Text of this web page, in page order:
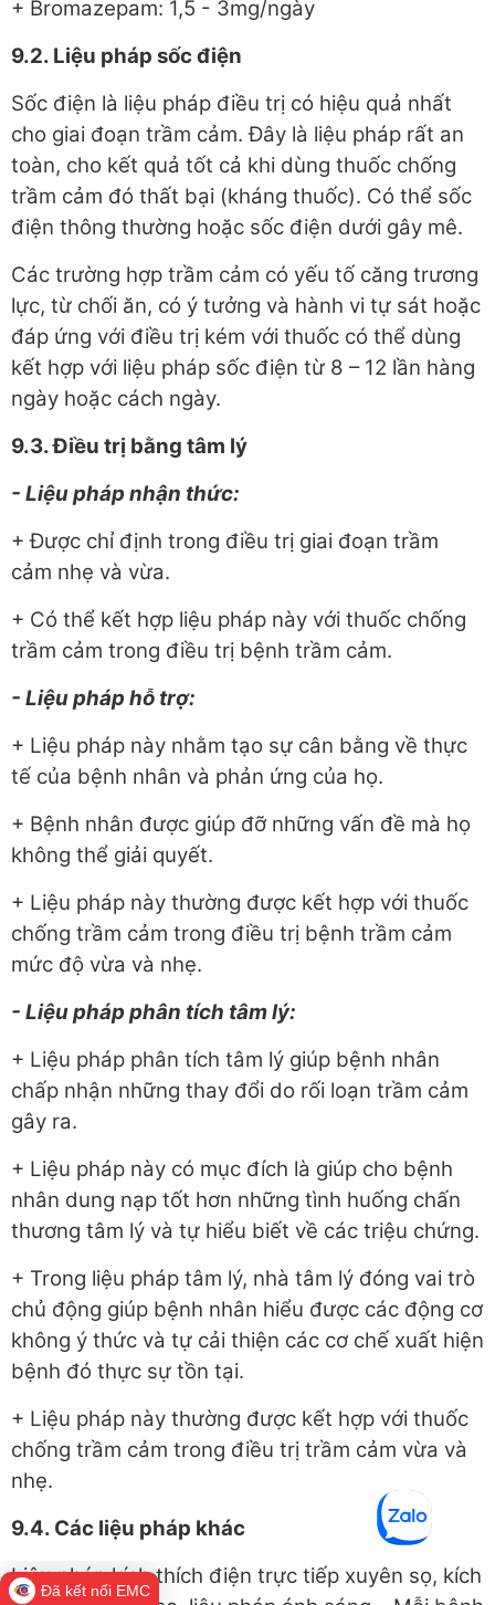
+ Bromazepam: 1,5 - 3mg/ngày
9.2. Liệu pháp sốc điện
Sốc điện là liệu pháp điều trị có hiệu quả nhất
cho giai đoạn trầm cảm. Đây là liệu pháp rất an
toàn, cho kết quả tốt cả khi dùng thuốc chống
trầm cảm đó thất bại (kháng thuốc). Có thể sốc
điện thông thường hoặc sốc điện dưới gây mê.
Các trường hợp trầm cảm có yếu tố căng trương
lực, từ chối ăn, có ý tưởng và hành vi tự sát hoặc
đáp ứng với điều trị kém với thuốc có thể dùng
kết hợp với liệu pháp sốc điện từ 8 – 12 lần hàng
ngày hoặc cách ngày.
9.3. Điều trị bằng tâm lý
- Liệu pháp nhận thức:
+ Được chỉ định trong điều trị giai đoạn trầm
cảm nhẹ và vừa.
+ Có thể kết hợp liệu pháp này với thuốc chống
trầm cảm trong điều trị bệnh trầm cảm.
- Liệu pháp hỗ trợ:
+ Liệu pháp này nhằm tạo sự cân bằng về thực
tế của bệnh nhân và phản ứng của họ.
+ Bệnh nhân được giúp đỡ những vấn đề mà họ
không thể giải quyết.
+ Liệu pháp này thường được kết hợp với thuốc
chống trầm cảm trong điều trị bệnh trầm cảm
mức độ vừa và nhẹ.
- Liệu pháp phân tích tâm lý:
+ Liệu pháp phân tích tâm lý giúp bệnh nhân
chấp nhận những thay đổi do rối loạn trầm cảm
gây ra.
+ Liệu pháp này có mục đích là giúp cho bệnh
nhân dung nạp tốt hơn những tình huống chấn
thương tâm lý và tự hiểu biết về các triệu chứng.
+ Trong liệu pháp tâm lý, nhà tâm lý đóng vai trò
chủ động giúp bệnh nhân hiểu được các động cơ
không ý thức và tự cải thiện các cơ chế xuất hiện
bệnh đó thực sự tồn tại.
+ Liệu pháp này thường được kết hợp với thuốc
chống trầm cảm trong điều trị trầm cảm vừa và
nhẹ.
9.4. Các liệu pháp khác
Liệu pháp kích thích điện trực tiếp xuyên sọ, kích
Đã kết nối EMC